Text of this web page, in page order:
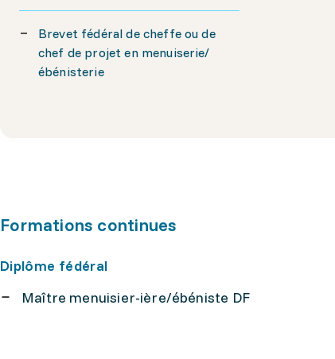
Brevet fédéral de cheffe ou de
chef de projet en menuiserie/
ébénisterie
Formations continues
Diplôme fédéral
Maître menuisier-ière/ébéniste DF